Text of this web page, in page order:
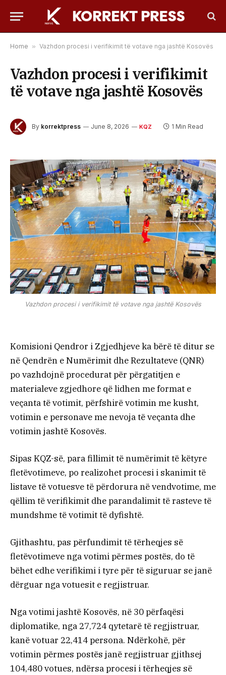
Home » Vazhdon procesi i verifikimit të votave nga jashtë Kosovës
Vazhdon procesi i verifikimit
të votave nga jashtë Kosovës
By korrektpress June 8, 2026 KQZ 1 Min Read
Vazhdon procesi i verifikimit të votave nga jashtë Kosovës
Komisioni Qendror i Zgjedhjeve ka bërë të ditur se
në Qendrën e Numërimit dhe Rezultateve (QNR)
po vazhdojnë procedurat për përgatitjen e
materialeve zgjedhore që lidhen me format e
veçanta të votimit, përfshirë votimin me kusht,
votimin e personave me nevoja të veçanta dhe
votimin jashtë Kosovës.
Sipas KQZ-së, para fillimit të numërimit të këtyre
fletëvotimeve, po realizohet procesi i skanimit të
listave të votuesve të përdorura në vendvotime, me
qëllim të verifikimit dhe parandalimit të rasteve të
mundshme të votimit të dyfishtë.
Gjithashtu, pas përfundimit të tërheqjes së
fletëvotimeve nga votimi përmes postës, do të
bëhet edhe verifikimi i tyre për të siguruar se janë
dërguar nga votuesit e regjistruar.
Nga votimi jashtë Kosovës, në 30 përfaqësi
diplomatike, nga 27,724 qytetarë të regjistruar,
kanë votuar 22,414 persona. Ndërkohë, për
votimin përmes postës janë regjistruar gjithsej
104,480 votues, ndërsa procesi i tërheqjes së